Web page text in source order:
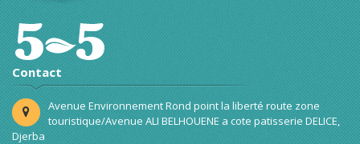
Contact
Avenue Environnement Rond point la liberté route zone
touristique/Avenue ALI BELHOUENE a cote patisserie DELICE,
Djerba